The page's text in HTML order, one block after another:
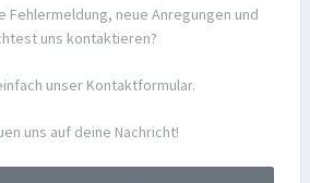
Fehlermeldung, neue Anregungen und
uns kontaktieren?
unser Kontaktformular.
uns auf deine Nachricht!